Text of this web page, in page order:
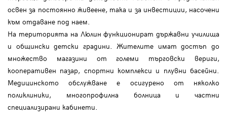
освен за постоянно живеене, така и за инвестиции, насочени
към отдаване под наем.
На територията на Люлин функционират държавни училища
и общински детски градини. Жителите имат достъп до
множество магазини от големи търговски вериги,
кооперативен пазар, спортни комплекси и плувни басейни.
Медицинското обслужване е осигурено от няколко
поликлиники, многопрофилна болница и частни
специализирани кабинети.